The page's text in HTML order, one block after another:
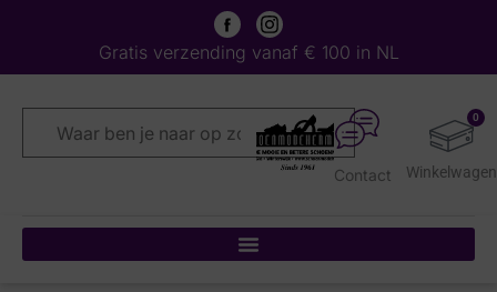
Gratis verzending vanaf € 100 in NL
0
Contact